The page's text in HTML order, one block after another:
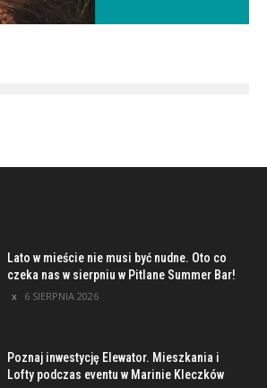
Lato w mieście nie musi być nudne. Oto co
czeka nas w sierpniu w Pitlane Summer Bar!
6 SIERPNIA 2026
Poznaj inwestycję Elewator. Mieszkania i
Lofty podczas eventu w Marinie Kleczków